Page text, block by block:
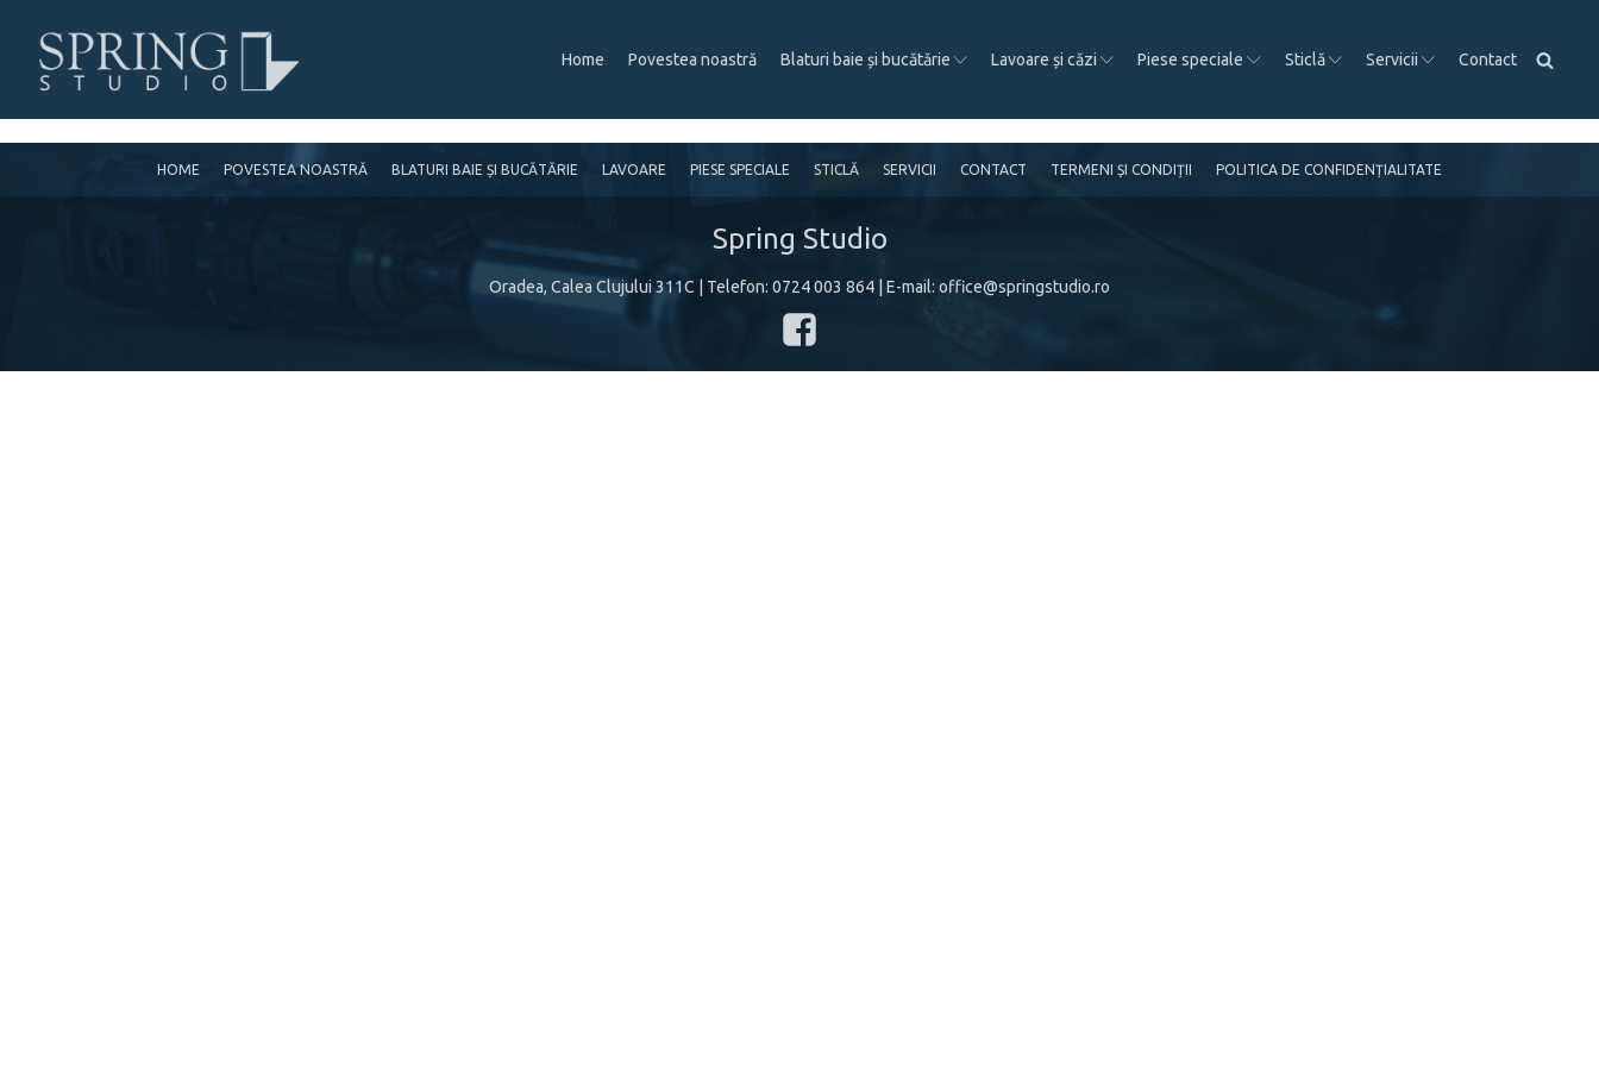
Home Povestea noastră Blaturi baie și bucătărie Lavoare și căzi Piese speciale Sticlă Servicii Contact
HOME POVESTEA NOASTRĂ BLATURI BAIE ȘI BUCĂTĂRIE LAVOARE PIESE SPECIALE STICLĂ SERVICII CONTACT TERMENI ȘI CONDIȚII POLITICA DE CONFIDENȚIALITATE
Spring Studio
Oradea, Calea Clujului 311C | Telefon: 0724 003 864 | E-mail: office@springstudio.ro